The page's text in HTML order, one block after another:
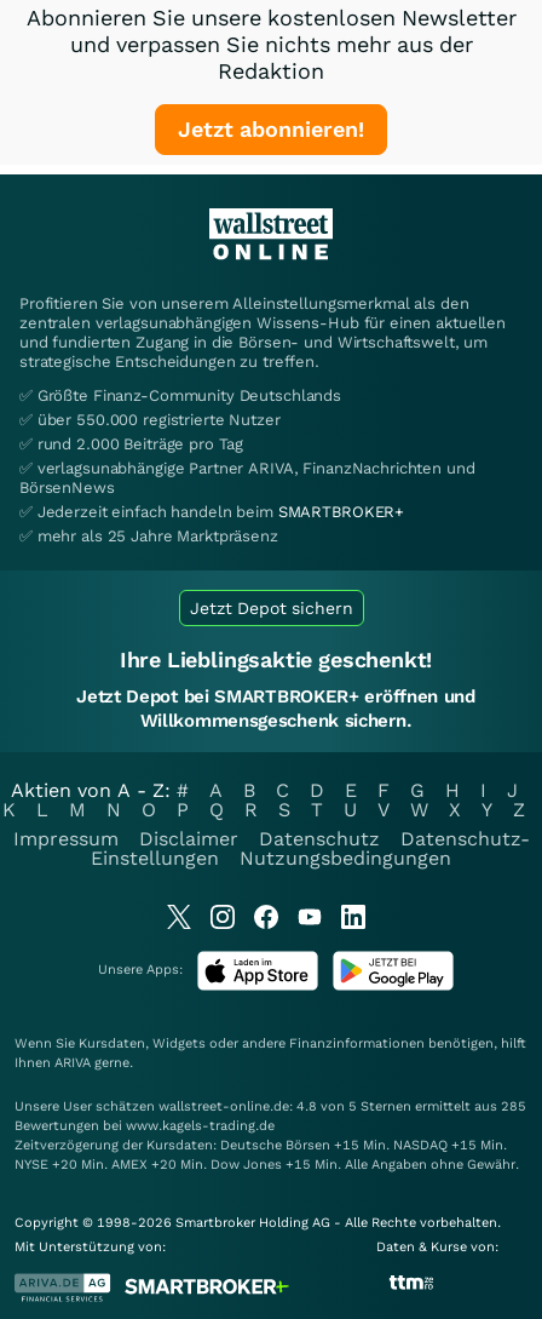
Abonnieren Sie unsere kostenlosen Newsletter
und verpassen Sie nichts mehr aus der
Redaktion
Jetzt abonnieren!
Profitieren Sie von unserem Alleinstellungsmerkmal als den
zentralen verlagsunabhängigen Wissens-Hub für einen aktuellen
und fundierten Zugang in die Börsen- und Wirtschaftswelt, um
strategische Entscheidungen zu treffen.
✅ Größte Finanz-Community Deutschlands
✅ über 550.000 registrierte Nutzer
✅ rund 2.000 Beiträge pro Tag
✅ verlagsunabhängige Partner ARIVA, FinanzNachrichten und
BörsenNews
✅ Jederzeit einfach handeln beim SMARTBROKER+
✅ mehr als 25 Jahre Marktpräsenz
Jetzt Depot sichern
Ihre Lieblingsaktie geschenkt!
Jetzt Depot bei SMARTBROKER+ eröffnen und
Willkommensgeschenk sichern.
Aktien von A - Z: # A B C D E F G H I
J
K
L M N O P Q R S T U V W X Y
Z
Impressum
Disclaimer Datenschutz
Datenschutz-
Einstellungen
Nutzungsbedingungen
Unsere Apps:
Wenn Sie Kursdaten, Widgets oder andere Finanzinformationen benötigen, hilft
Ihnen ARIVA gerne.
Unsere User schätzen wallstreet-online.de: 4.8 von 5 Sternen ermittelt aus 285
Bewertungen bei www.kagels-trading.de
Zeitverzögerung der Kursdaten: Deutsche Börsen +15 Min. NASDAQ +15 Min.
NYSE +20 Min. AMEX +20 Min. Dow Jones +15 Min. Alle Angaben ohne Gewähr.
Copyright © 1998-2026 Smartbroker Holding AG - Alle Rechte vorbehalten.
Mit Unterstützung von:
Daten & Kurse von: